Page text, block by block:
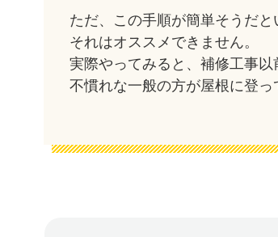
ただ、この手順が簡単そうだ
それはオススメできません。
実際やってみると、補修工事以
不慣れな一般の方が屋根に登っ